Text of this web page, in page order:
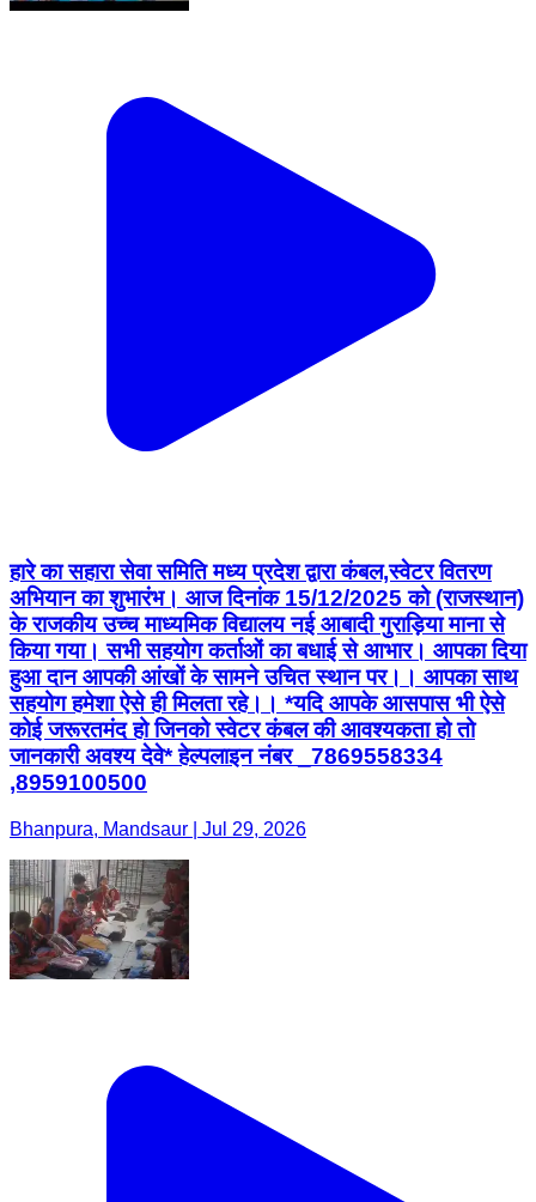
हारे का सहारा सेवा समिति मध्य प्रदेश द्वारा कंबल,स्वेटर वितरण
अभियान का शुभारंभ। आज दिनांक 15/12/2025 को (राजस्थान)
के राजकीय उच्च माध्यमिक विद्यालय नई आबादी गुराड़िया माना से
किया गया। सभी सहयोग कर्ताओं का बधाई से आभार। आपका दिया
हुआ दान आपकी आंखों के सामने उचित स्थान पर।। आपका साथ
सहयोग हमेशा ऐसे ही मिलता रहे।। *यदि आपके आसपास भी ऐसे
कोई जरूरतमंद हो जिनको स्वेटर कंबल की आवश्यकता हो तो
जानकारी अवश्य देवे* हेल्पलाइन नंबर _7869558334
,8959100500
Bhanpura, Mandsaur | Jul 29, 2026